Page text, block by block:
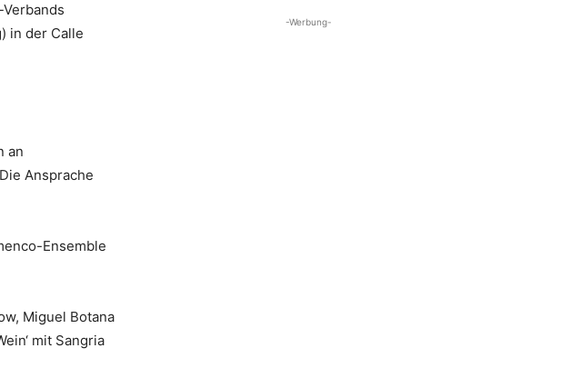
Verbands
in der Calle
an
Ansprache
Ensemble
Miguel Botana
mit Sangria
-Werbung-